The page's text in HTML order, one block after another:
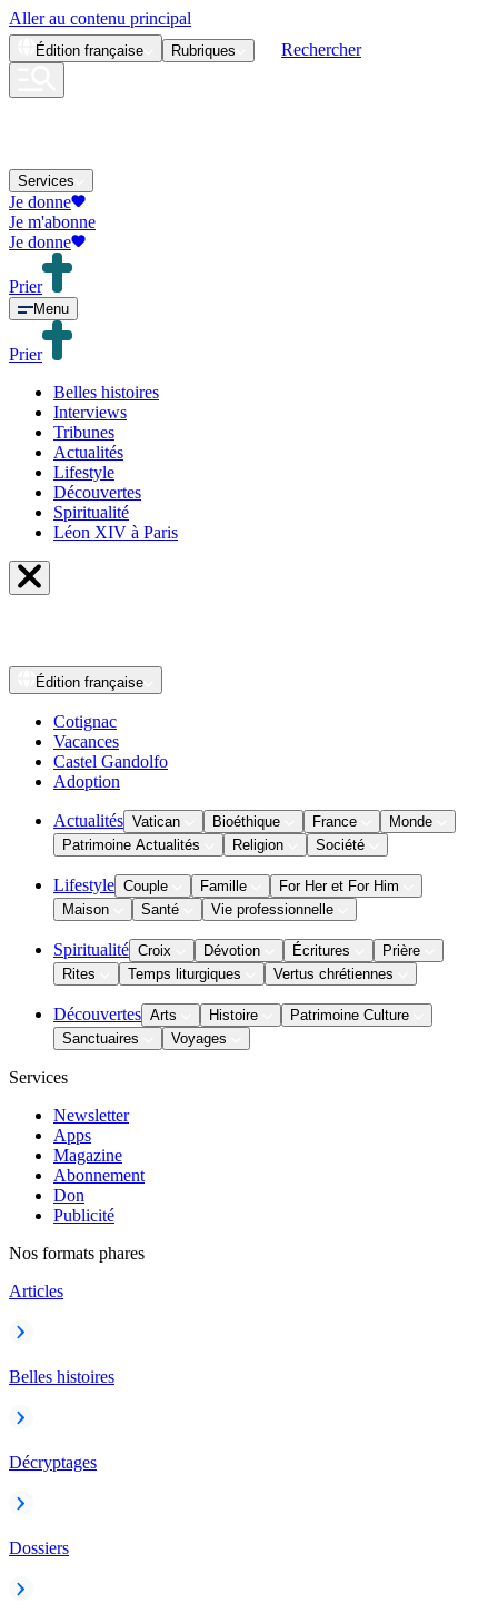
Aller au contenu principal
Édition française Rubriques Rechercher
Services
Je donne
Je m'abonne
Je donne
Prier
Menu
Prier
Belles histoires
Interviews
Tribunes
Actualités
Lifestyle
Découvertes
Spiritualité
Léon XIV à Paris
Édition française
Cotignac
Vacances
Castel Gandolfo
Adoption
Actualités Vatican Bioéthique France
Monde
Patrimoine Actualités
Religion Société
Lifestyle Couple Famille
For Her et For Him
Maison
Santé Vie professionnelle
Spiritualité Croix Dévotion Écritures
Prière
Rites
Temps liturgiques Vertus chrétiennes
Découvertes Arts Histoire
Patrimoine Culture
Sanctuaires
Voyages
Services
Newsletter
Apps
Magazine
Abonnement
Don
Publicité
Nos formats phares
Articles
Belles histoires
Décryptages
Dossiers